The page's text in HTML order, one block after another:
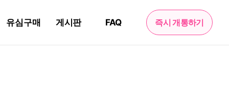
유심구매 게시판 FAQ 즉시 개통하기